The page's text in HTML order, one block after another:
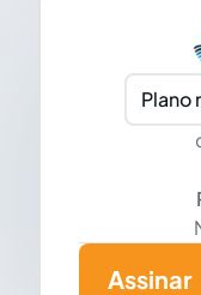
Plano
Assinar